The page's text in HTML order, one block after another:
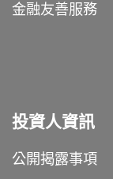
金融友善服務
投資人資訊
公開揭露事項